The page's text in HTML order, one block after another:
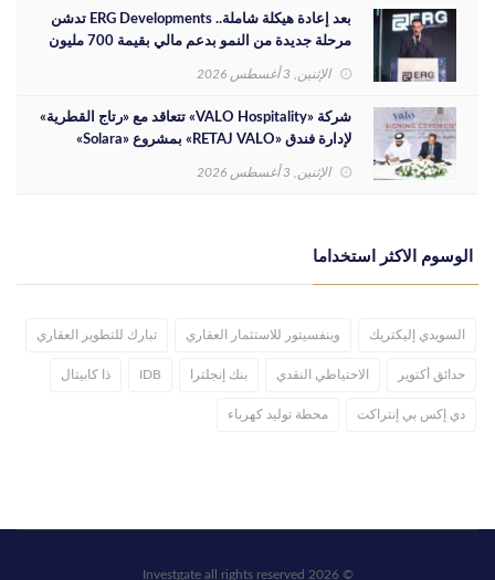
بعد إعادة هيكلة شاملة.. ERG Developments تدشن
مرحلة جديدة من النمو بدعم مالي بقيمة 700 مليون
الإثنين, 3 أغسطس 2026
شركة «VALO Hospitality» تتعاقد مع «رتاج القطرية»
لإدارة فندق «RETAJ VALO» بمشروع «Solara»
الإثنين, 3 أغسطس 2026
الوسوم الاكثر استخداما
السويدي إليكتريك وينفسيتور للاستثمار العقاري تبارك للتطوير العقاري
حدائق أكتوير الاحتياطي النقدي بنك إنجلترا IDB ذا كابيتال
دي إكس بي إنتراكت محطة توليد كهرباء
© 2026 Investgate all rights reserved